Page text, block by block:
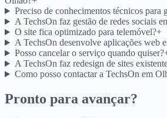
Preciso de conhecimentos técnicos para
A TechsOn faz gestão de redes sociais
O site fica optimizado para telemóvel?+
A TechsOn desenvolve aplicações web
Posso cancelar o serviço quando quiser?
A TechsOn faz redesign de sites
Como posso contactar a TechsOn em
Pronto para avançar?